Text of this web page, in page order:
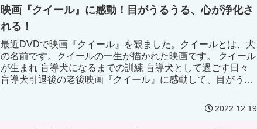
映画『クイール』に感動！目がうるうる、心が浄化さ
れる！
最近DVDで映画『クイール』を観ました。クイールとは、犬
の名前です。クイールの一生が描かれた映画です。 クイール
が生まれ 盲導犬になるまでの訓練 盲導犬として過ごす日々
盲導犬引退後の老後映画『クイール』に感動して、目がうる
2022.12.19